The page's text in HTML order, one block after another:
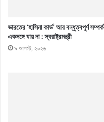
ভারতের ‘হাসিনা কার্ড’ আর বন্ধুত্বপূর্ণ সম্পর্ক
একসঙ্গে যায় না : স্বরাষ্ট্রমন্ত্রী
৯ আগস্ট, ২০২৬